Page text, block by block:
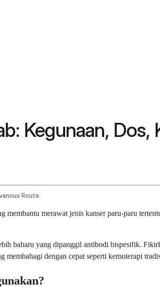
Kegunaan, Dos,
Route
membantu merawat jenis kanser paru-paru
baharu yang dipanggil antibodi bispesifik.
membahagi dengan cepat seperti kemoterapi